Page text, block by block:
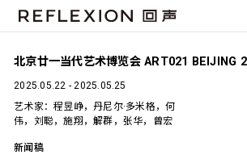
北京廿一当代艺术博览会 ART021 BEIJING
2025.05.22 - 2025.05.25
艺术家：程昱峥，丹尼尔·多米格，何
伟，刘聪，施翔，解群，张华，曾宏
新闻稿